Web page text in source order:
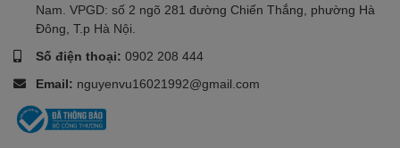
Nam. VPGD: số 2 ngõ 281 đường Chiến Thắng, phường Hà
Đông, T.p Hà Nội.
Số điện thoại: 0902 208 444
Email: nguyenvu16021992@gmail.com